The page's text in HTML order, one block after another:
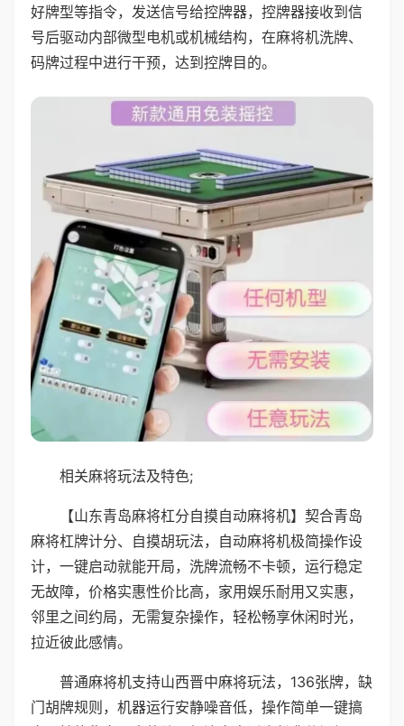
好牌型等指令，发送信号给控牌器，控牌器接收到信
号后驱动内部微型电机或机械结构，在麻将机洗牌、
码牌过程中进行干预，达到控牌目的。
相关麻将玩法及特色;
【山东青岛麻将杠分自摸自动麻将机】契合青岛
麻将杠牌计分、自摸胡玩法，自动麻将机极简操作设
计，一键启动就能开局，洗牌流畅不卡顿，运行稳定
无故障，价格实惠性价比高，家用娱乐耐用又实惠，
邻里之间约局，无需复杂操作，轻松畅享休闲时光，
拉近彼此感情。
普通麻将机支持山西晋中麻将玩法，136张牌，缺
门胡牌规则，机器运行安静噪音低，操作简单一键搞